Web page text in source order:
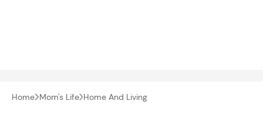
Home Mom's Life Home And Living